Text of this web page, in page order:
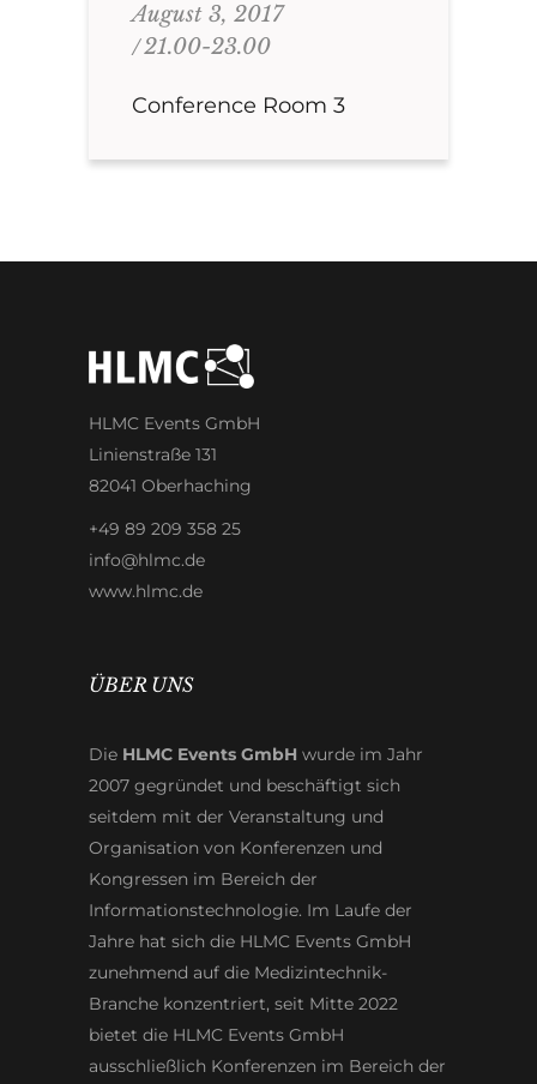
August 3, 2017
21.00-23.00
Conference Room 3
HLMC Events GmbH
Linienstraße 131
82041 Oberhaching
+49 89 209 358 25
info@hlmc.de
www.hlmc.de
ÜBER UNS
Die HLMC Events GmbH wurde im Jahr
2007 gegründet und beschäftigt sich
seitdem mit der Veranstaltung und
Organisation von Konferenzen und
Kongressen im Bereich der
Informationstechnologie. Im Laufe der
Jahre hat sich die HLMC Events GmbH
zunehmend auf die Medizintechnik-
Branche konzentriert, seit Mitte 2022
bietet die HLMC Events GmbH
ausschließlich Konferenzen im Bereich der